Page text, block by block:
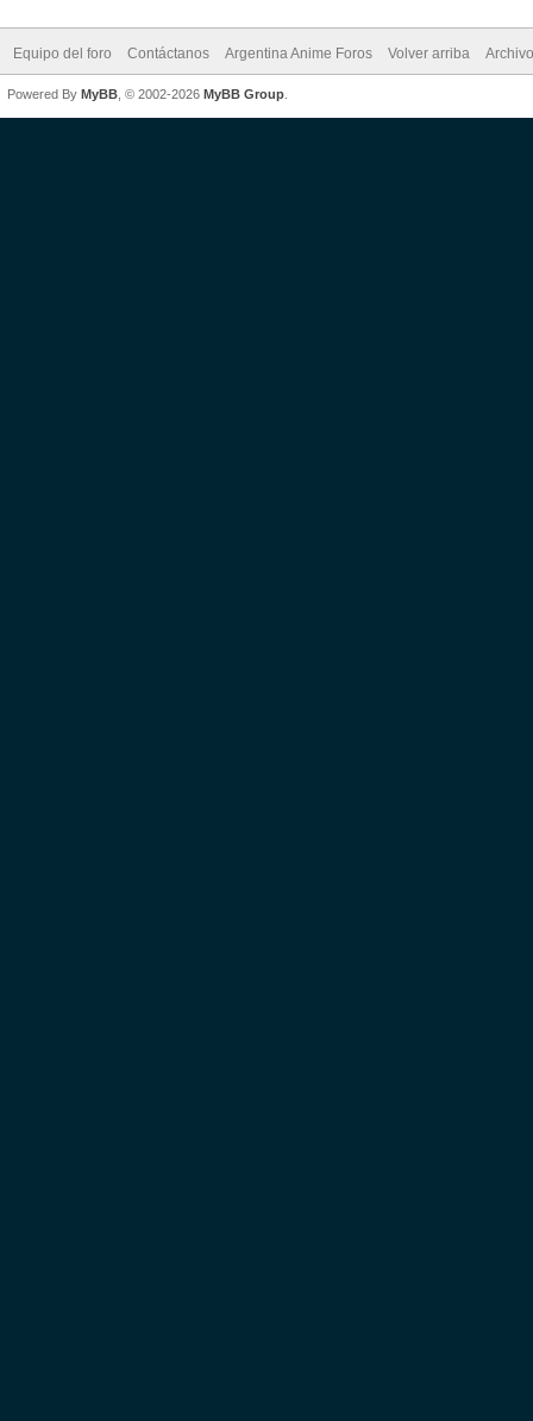
Equipo del foro Contáctanos Argentina Anime Foros Volver arriba
Powered By MyBB , © 2002-2026 MyBB Group